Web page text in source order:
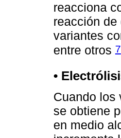
reacciona
reacción
variantes
entre otros 7
•
Cuando los
se obtiene
en medio